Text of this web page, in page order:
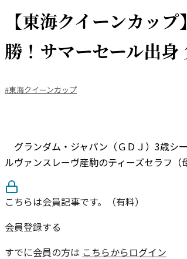
【東海クイーンカッ
勝！サマーセール出
#東海クイーンカップ
グランダム・ジャパン（ＧＤＪ）3歳シ
ルヴァンスレーヴ産駒のティーズセラフ
こちらは会員記事です。（有料）
会員登録する
すでに会員の方は こちらからログイン